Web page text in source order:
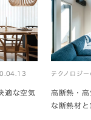
適な空気
テクノロジ
高断熱・
な断熱材と